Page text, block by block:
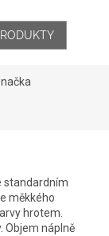
standardním
měkkého
hrotem.
Objem náplně